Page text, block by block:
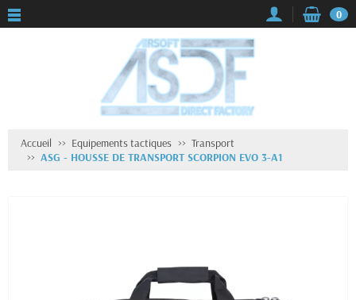
0
Accueil Equipements tactiques
Transport
ASG - HOUSSE DE TRANSPORT SCORPION EVO 3-A1